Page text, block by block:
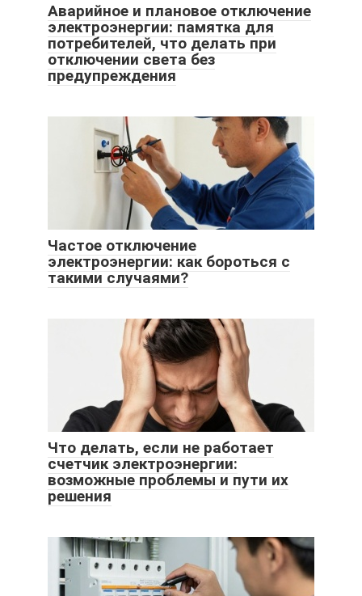
Аварийное и плановое отключение
электроэнергии: памятка для
потребителей, что делать при
отключении света без
предупреждения
Частое отключение
электроэнергии: как бороться с
такими случаями?
Что делать, если не работает
счетчик электроэнергии:
возможные проблемы и пути их
решения